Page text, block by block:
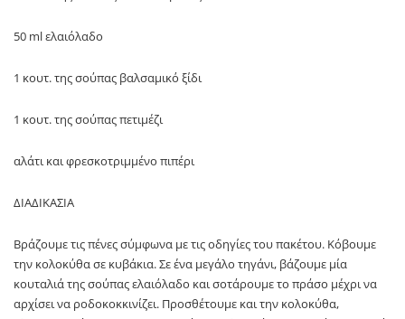
50 ml ελαιόλαδο
1 κουτ. της σούπας βαλσαμικό ξίδι
1 κουτ. της σούπας πετιμέζι
αλάτι και φρεσκοτριμμένο πιπέρι
ΔΙΑΔΙΚΑΣΙΑ
Βράζουμε τις πένες σύμφωνα με τις οδηγίες του πακέτου. Κόβουμε
την κολοκύθα σε κυβάκια. Σε ένα μεγάλο τηγάνι, βάζουμε μία
κουταλιά της σούπας ελαιόλαδο και σοτάρουμε το πράσο μέχρι να
αρχίσει να ροδοκοκκινίζει. Προσθέτουμε και την κολοκύθα,